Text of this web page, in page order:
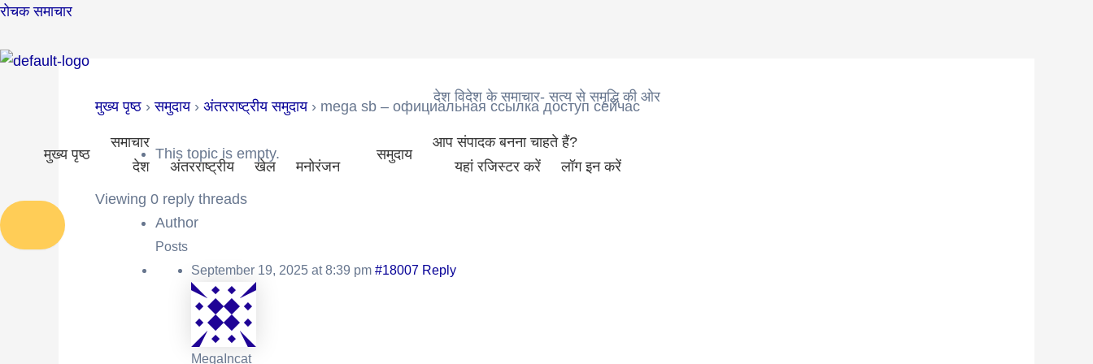
Skip
content
रोचक समाचार
देश विदेश के समाचार- सत्य से समृद्धि की ओर
मुख्य पृष्ठ
समाचार
देश
अंतरराष्ट्रीय खेल मनोरंजन
समुदाय
आप संपादक बनना चाहते हैं?
यहां रजिस्टर करें
लॉग इन करें
मुख्य पृष्ठ › समुदाय › अंतरराष्ट्रीय समुदाय › mega sb – официальная ссылка доступ сейчас
This topic is empty.
Viewing 0 reply threads
Author
Posts
September 19, 2025 at 8:39 pm #18007 Reply
MegaIncat
Post